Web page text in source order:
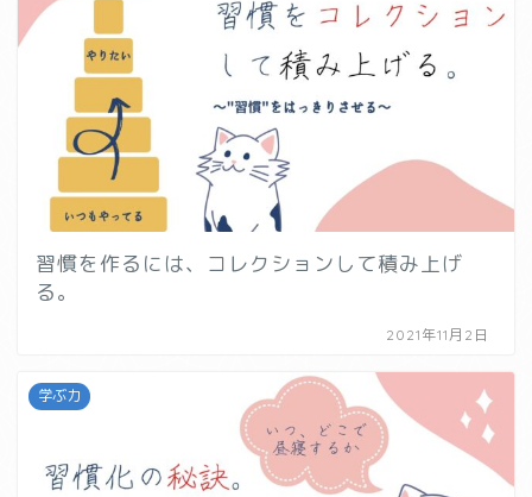
習慣を作るには、コレクションして積み上げ
る。
2021年11月2日
学ぶ力